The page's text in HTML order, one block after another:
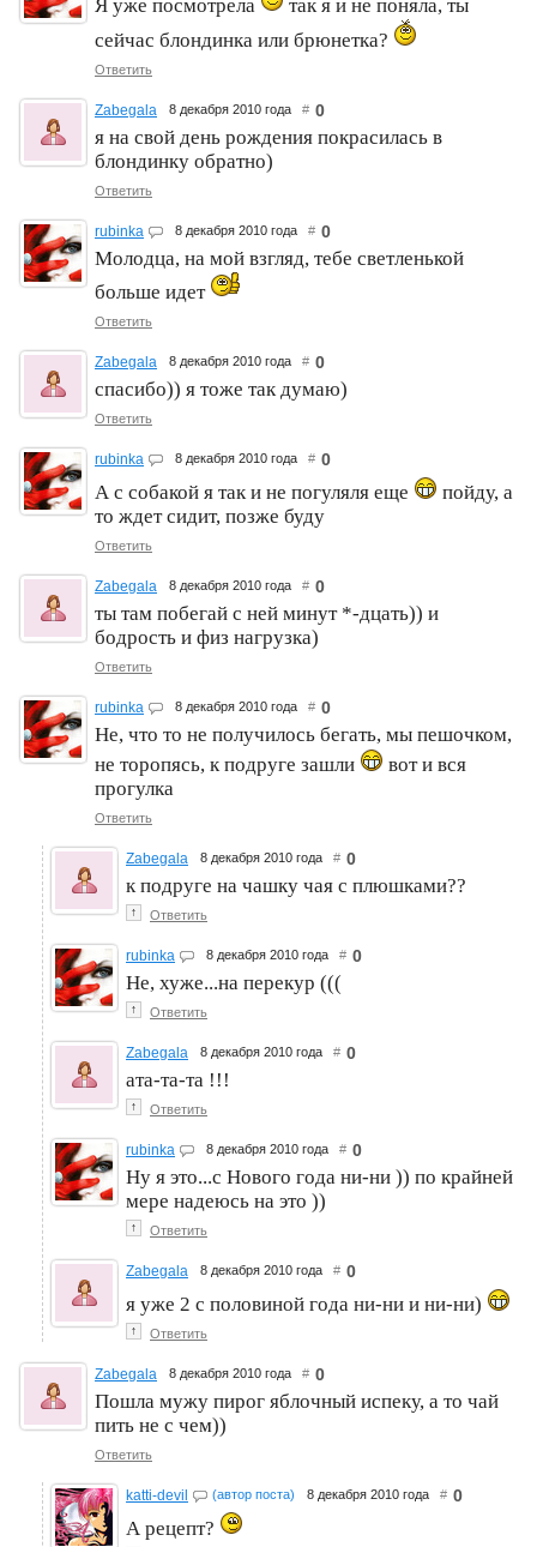
Я уже посмотрела
так я и не поняла, ты
сейчас блондинка или брюнетка?
Ответить
Zabegala 8 декабря 2010 года # 0
я на свой день рождения покрасилась в
блондинку обратно)
Ответить
rubinka 8 декабря 2010 года # 0
Молодца, на мой взгляд, тебе светленькой
больше идет
Ответить
Zabegala 8 декабря 2010 года # 0
спасибо)) я тоже так думаю)
Ответить
rubinka 8 декабря 2010 года # 0
А с собакой я так и не погуляля еще
пойду, а
то ждет сидит, позже буду
Ответить
Zabegala 8 декабря 2010 года # 0
ты там побегай с ней минут *-дцать)) и
бодрость и физ нагрузка)
Ответить
rubinka 8 декабря 2010 года # 0
Не, что то не получилось бегать, мы пешочком,
не торопясь, к подруге зашли
вот и вся
прогулка
Ответить
Zabegala 8 декабря 2010 года # 0
к подруге на чашку чая с плюшками??
↑ Ответить
rubinka 8 декабря 2010 года # 0
Не, хуже...на перекур (((
↑ Ответить
Zabegala 8 декабря 2010 года # 0
ата-та-та !!!
↑ Ответить
rubinka 8 декабря 2010 года # 0
Ну я это...с Нового года ни-ни )) по крайней
мере надеюсь на это ))
↑ Ответить
Zabegala 8 декабря 2010 года # 0
я уже 2 с половиной года ни-ни и ни-ни)
↑ Ответить
Zabegala 8 декабря 2010 года # 0
Пошла мужу пирог яблочный испеку, а то чай
пить не с чем))
Ответить
katti-devil (автор поста) 8 декабря 2010 года # 0
А рецепт?